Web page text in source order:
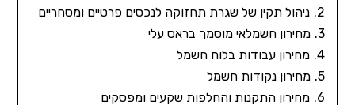
ניהול תקין של שגרת תחזוקה לנכסים פרטיים ומסחריים
מחירון חשמלאי מוסמך בראס עלי
מחירון עבודות בלוח חשמל
מחירון נקודות חשמל
מחירון התקנות והחלפות שקעים ומפסקים